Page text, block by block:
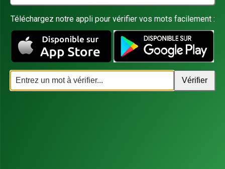
Téléchargez notre appli pour vérifier vos mots facilement :